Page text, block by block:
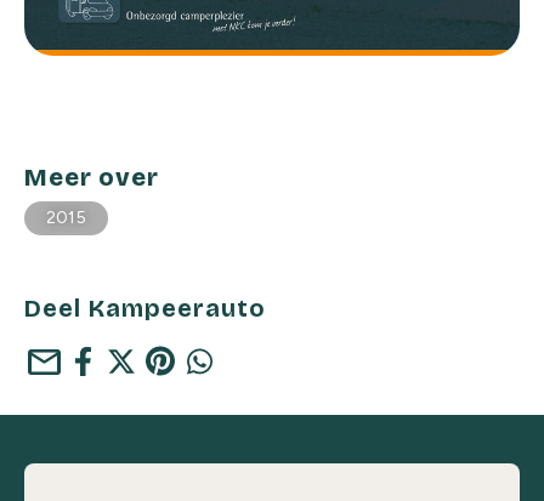
Meer over
2015
Deel Kampeerauto
mail